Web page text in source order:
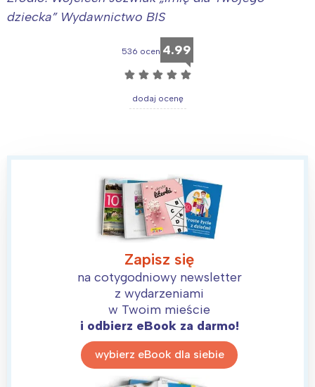
dziecka” Wydawnictwo BIS
536 ocen 4.99
☆ ☆ ☆ ☆ ☆
dodaj ocenę
Zapisz się
na cotygodniowy newsletter
z wydarzeniami
w Twoim mieście
i odbierz eBook za darmo!
wybierz eBook dla siebie
tego regionu:
Śląsk
Kraków
Południe
Wybieram